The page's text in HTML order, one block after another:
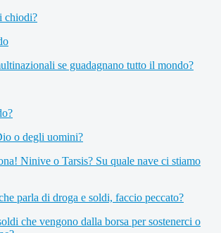
chiodi?
se guadagnano tutto il mondo?
o degli uomini?
Ninive o Tarsis? Su quale nave ci stiamo
parla di droga e soldi, faccio peccato?
che vengono dalla borsa per sostenerci o